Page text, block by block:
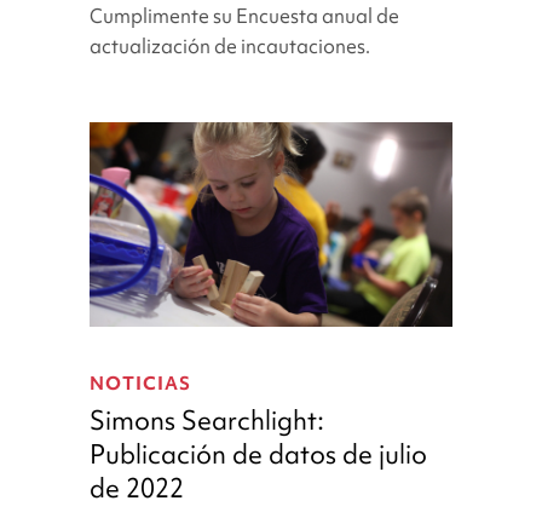
de
incautaciones
Cumplimente su Encuesta anual de
actualización de incautaciones.
Searchlight:
Publicación
de
datos
de
NOTICIAS
Simons Searchlight:
Publicación de datos de julio
de 2022